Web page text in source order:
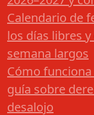
Calendario de
los días libres
semana largos
Cómo
guía sobre
desalojo